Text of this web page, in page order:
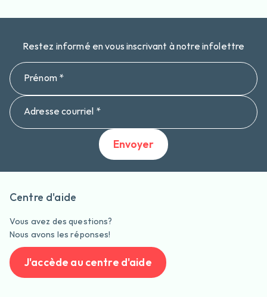
Restez informé en vous inscrivant à notre infolettre
Prénom *
Adresse courriel *
Envoyer
Centre d'aide
Vous avez des questions?
Nous avons les réponses!
J'accède au centre d'aide